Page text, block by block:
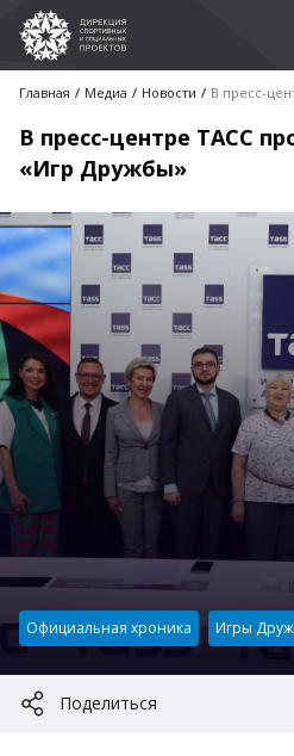
Главная Медиа Новости
В пресс-центре ТАСС
«Игр Дружбы»
Категория:
Официальная хроника Игры
Поделиться